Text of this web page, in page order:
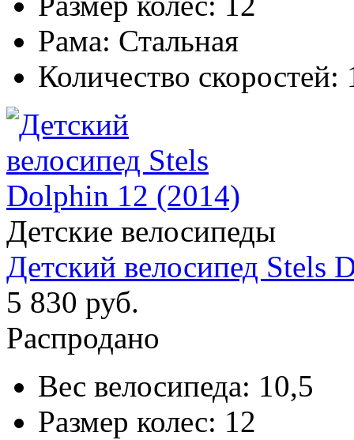
Рама: Стальная
Количество скоростей:
Детские велосипеды
Детский велосипед Stels
5 830 руб.
Распродано
Вес велосипеда: 10,5
Размер колес: 12